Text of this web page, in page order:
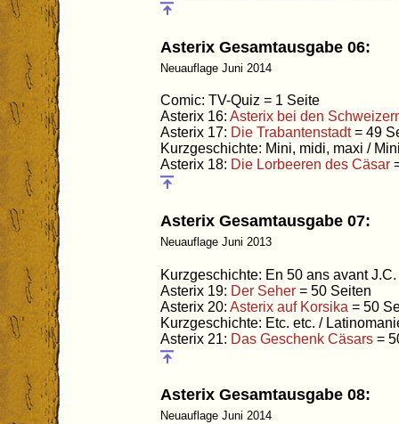
Asterix Gesamtausgabe 06:
Neuauflage Juni 2014
Comic: TV-Quiz = 1 Seite
Asterix 16: Asterix bei den
Asterix 17: Die Trabantenstadt= 49
Kurzgeschichte: Mini, midi, maxi /
Asterix 18: Die Lorbeeren des Cäsar
Asterix Gesamtausgabe 07:
Neuauflage Juni 2013
Kurzgeschichte: En 50 ans avant
Asterix 19: Der Seher = 50 Seiten
Asterix 20: Asterix auf Korsika = 50
Kurzgeschichte: Etc. etc. /
Asterix 21: Das Geschenk Cäsars =
Asterix Gesamtausgabe 08:
Neuauflage Juni 2014